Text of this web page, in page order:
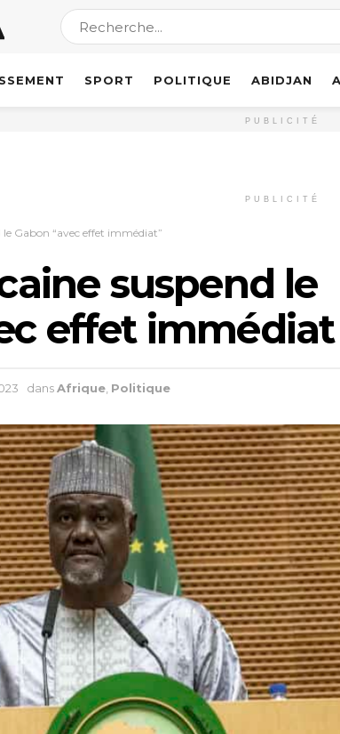
SPORT POLITIQUE ABIDJAN
PUBLICITÉ
PUBLICITÉ
le Gabon “avec effet immédiat”
suspend le
effet immédiat
dansAfrique Politique